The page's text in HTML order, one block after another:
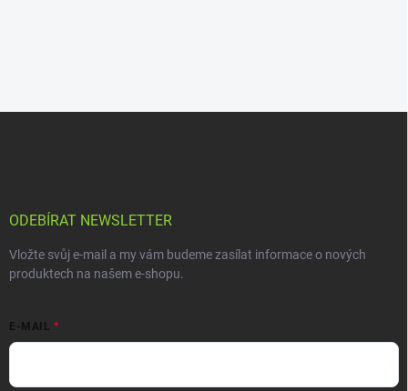
ODEBÍRAT NEWSLETTER
Vložte svůj e-mail a my vám budeme zasílat informace o nových
produktech na našem e-shopu.
E-MAIL